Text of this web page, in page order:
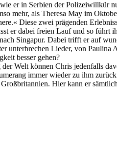
er in Serbien der Polizeiwillkür
mehr, als Theresa May im
Diese zwei prägenden
er dabei freien Lauf und so
Singapur. Dabei trifft er auf
unterbrechen Lieder, von
besser gehen?
Welt können Chris jedenfalls
immer wieder zu ihm
Hier kann er